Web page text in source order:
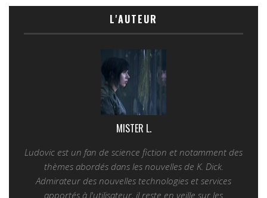
L'AUTEUR
MISTER L.
Ludovic est un fan de science fiction et notamment des
thèmes abordés dans les nouvelles de K. Dick.
Admirateur des nouvelles technologies et services
apportés à l'utilisateur, il reste en veille sur les